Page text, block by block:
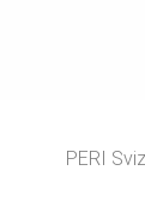
PERI